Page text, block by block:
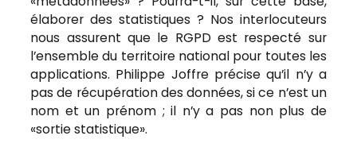
élaborer des statistiques ? Nos interlocuteurs
nous assurent que le RGPD est respecté sur
l’ensemble du territoire national pour toutes les
applications. Philippe Joffre précise qu’il n’y a
pas de récupération des données, si ce n’est un
nom et un prénom ; il n’y a pas non plus de
«sortie statistique».